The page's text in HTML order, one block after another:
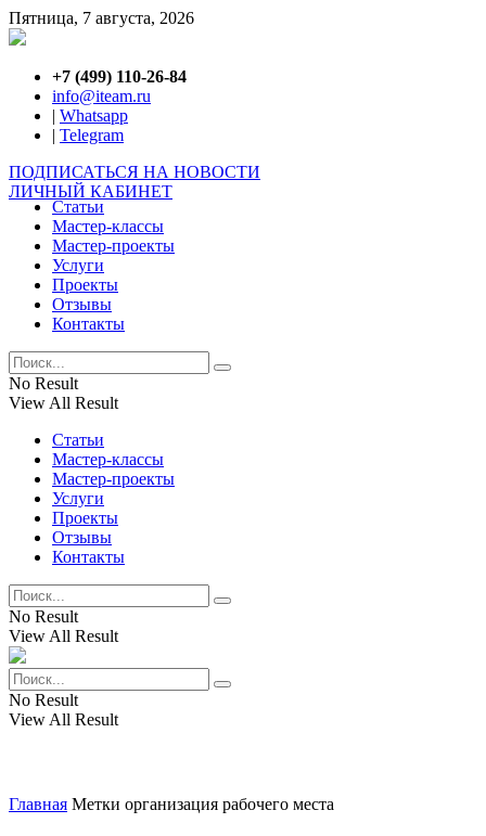
Пятница, 7 августа, 2026
+7 (499) 110-26-84
info@iteam.ru
| Whatsapp
| Telegram
ПОДПИСАТЬСЯ НА НОВОСТИ
ЛИЧНЫЙ КАБИНЕТ
Статьи
Мастер-классы
Мастер-проекты
Услуги
Проекты
Отзывы
Контакты
No Result
View All Result
Статьи
Мастер-классы
Мастер-проекты
Услуги
Проекты
Отзывы
Контакты
No Result
View All Result
No Result
View All Result
Главная Метки организация рабочего места